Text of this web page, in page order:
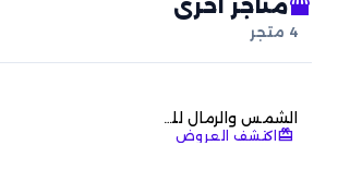
storefrontمتاجر أخرى
4 متجر
الشمس والرمال للرياضة
redeemاكتشف العروض